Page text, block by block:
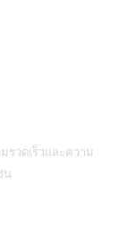
วดเร็วและความ
น